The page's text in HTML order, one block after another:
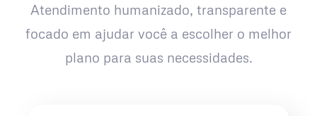
Atendimento humanizado, transparente e
focado em ajudar você a escolher o melhor
plano para suas necessidades.